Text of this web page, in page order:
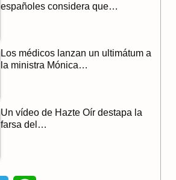
españoles considera que…
Los médicos lanzan un ultimátum a
la ministra Mónica…
Un vídeo de Hazte Oír destapa la
farsa del…